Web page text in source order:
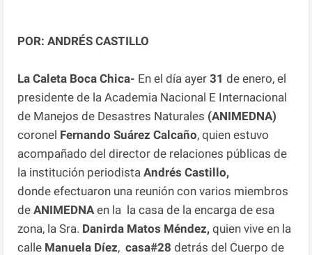
POR: ANDRÉS CASTILLO
La Caleta Boca Chica- En el día ayer31 de enero, el
presidente de la Academia Nacional E Internacional
de Manejos de Desastres Naturales (ANIMEDNA)
coronel Fernando Suárez Calcaño, quien estuvo
acompañado del director de relaciones públicas de
la institución periodistaAndrés Castillo,
donde efectuaron una reunión con varios miembros
deANIMEDNA en la la casa de la encarga de esa
zona, la Sra. Danirda Matos Méndez,quien vive en la
calle Manuela Díez,casa#28 detrás del Cuerpo de